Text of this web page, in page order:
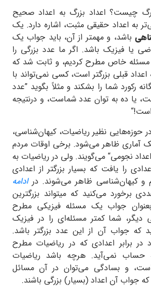
چیست؟ اعداد بزرگ به اعداد صحیح
به اعداد حقیقی مثبت، اشاره دارد. یک
باشد، و مهمتر از آن، باید جواب یک
یا فیزیک باشد. اگر ما عدد بزرگی را
خاص مطرح کردیم، و ثابت شد که
قبلی بزرگتر است، کسی نمی‌تواند با
رکورد شما را بشکند و مثلاً بگوید ”عدد
یا ده به توان عدد شماست، و درنتیجه
است!“
حوزه‌هایی نظیر ریاضیات، کیهان‌شناسی،
آماری ظاهر می‌شود. برخی اوقات مردم
نجومی“ می‌گویند. ولی در ریاضیات به
را یافت که بسیار بزرگتر از اعدادی
و کیهان‌شناسی ظاهر می‌شوند. درادامه
برخورد می‌کنید که میتواند بزرگترین
جواب یک مسئله فیزیکی مطرح
دیگر، شما کمتر مسئله‌ای را در فیزیک
که جواب آن از این عدد بزرگتر باشد.
در برابر اعدادی که در ریاضیات مطرح
حساب نمی‌آید. هرچه باشد ریاضیات
است، و بسادگی می‌توان در آن مسائل
که جواب آن اعداد (بسیار) بزرگی باشند.